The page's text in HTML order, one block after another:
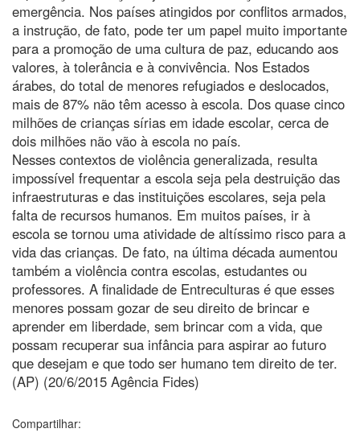
emergência. Nos países atingidos por conflitos armados,
a instrução, de fato, pode ter um papel muito importante
para a promoção de uma cultura de paz, educando aos
valores, à tolerância e à convivência. Nos Estados
árabes, do total de menores refugiados e deslocados,
mais de 87% não têm acesso à escola. Dos quase cinco
milhões de crianças sírias em idade escolar, cerca de
dois milhões não vão à escola no país.
Nesses contextos de violência generalizada, resulta
impossível frequentar a escola seja pela destruição das
infraestruturas e das instituições escolares, seja pela
falta de recursos humanos. Em muitos países, ir à
escola se tornou uma atividade de altíssimo risco para a
vida das crianças. De fato, na última década aumentou
também a violência contra escolas, estudantes ou
professores. A finalidade de Entreculturas é que esses
menores possam gozar de seu direito de brincar e
aprender em liberdade, sem brincar com a vida, que
possam recuperar sua infância para aspirar ao futuro
que desejam e que todo ser humano tem direito de ter.
(AP) (20/6/2015 Agência Fides)
Compartilhar: